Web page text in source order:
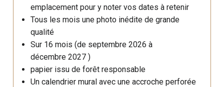
emplacement pour y noter vos dates à retenir
Tous les mois une photo inédite de grande
qualité
Sur 16 mois (de septembre 2026 à
décembre 2027 )
papier issu de forêt responsable
Un calendrier mural avec une accroche perforée